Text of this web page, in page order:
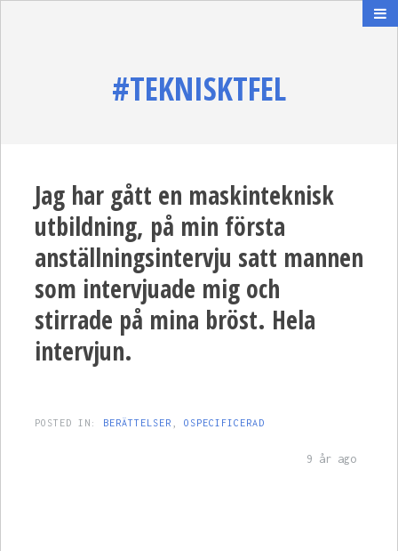
#TEKNISKTFEL
Jag har gått en maskinteknisk
utbildning, på min första
anställningsintervju satt mannen
som intervjuade mig och
stirrade på mina bröst. Hela
intervjun.
POSTED IN: BERÄTTELSER OSPECIFICERAD
9 år ago